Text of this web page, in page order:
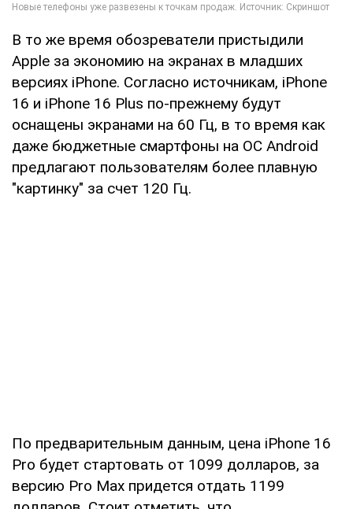
В то же время обозреватели пристыдили
Apple за экономию на экранах в младших
версиях iPhone. Согласно источникам, iPhone
16 и iPhone 16 Plus по-прежнему будут
оснащены экранами на 60 Гц, в то время как
даже бюджетные смартфоны на ОС Android
предлагают пользователям более плавную
"картинку" за счет 120 Гц.
По предварительным данным, цена iPhone 16
Pro будет стартовать от 1099 долларов, за
версию Pro Max придется отдать 1199